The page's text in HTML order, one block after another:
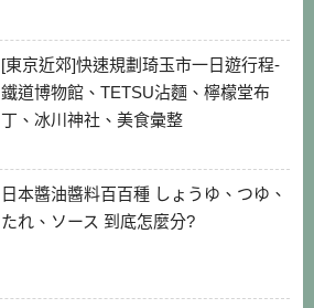
[東京近郊]快速規劃琦玉市一日遊行程-
鐵道博物館、TETSU沾麵、檸檬堂布
丁、冰川神社、美食彙整
日本醬油醬料百百種 しょうゆ、つゆ、
たれ、ソース 到底怎麼分?